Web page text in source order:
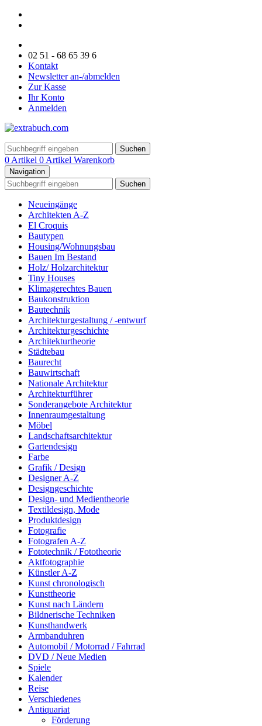
02 51 - 68 65 39 6
Kontakt
Newsletter an-/abmelden
Zur Kasse
Ihr Konto
Anmelden
Suchen
0 Artikel 0 Artikel Warenkorb
Navigation
Suchen
Neueingänge
Architekten A-Z
El Croquis
Bautypen
Housing/Wohnungsbau
Bauen Im Bestand
Holz/ Holzarchitektur
Tiny Houses
Klimagerechtes Bauen
Baukonstruktion
Bautechnik
Architekturgestaltung / -entwurf
Architekturgeschichte
Architekturtheorie
Städtebau
Baurecht
Bauwirtschaft
Nationale Architektur
Architekturführer
Sonderangebote Architektur
Innenraumgestaltung
Möbel
Landschaftsarchitektur
Gartendesign
Farbe
Grafik / Design
Designer A-Z
Designgeschichte
Design- und Medientheorie
Textildesign, Mode
Produktdesign
Fotografie
Fotografen A-Z
Fototechnik / Fototheorie
Aktfotographie
Künstler A-Z
Kunst chronologisch
Kunsttheorie
Kunst nach Ländern
Bildnerische Techniken
Kunsthandwerk
Armbanduhren
Automobil / Motorrad / Fahrrad
DVD / Neue Medien
Spiele
Kalender
Reise
Verschiedenes
Antiquariat
Förderung